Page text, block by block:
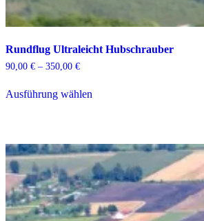
Rundflug Ultraleicht Hubschrauber
90,00 € – 350,00 €Preisspanne:
350,00 €
Ausführung wählenProdukt
auf.
Die
Optionen
können
auf
der
Produktseite